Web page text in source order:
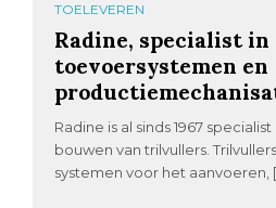
TOELEVEREN
Radine, specialist in
toevoersystemen en
Radine is al sinds 1967
bouwen van trilvullers.
systemen voor het aanvoeren,